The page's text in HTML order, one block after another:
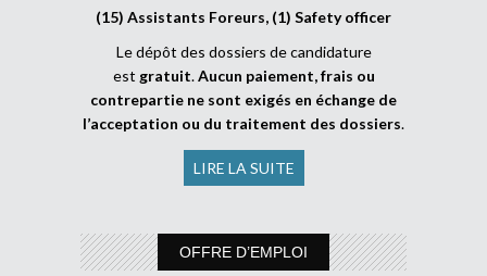
(15) Assistants Foreurs, (1) Safety officer
Le dépôt des dossiers de candidature
est gratuit.Aucun paiement, frais ou
contrepartie ne sont exigés en échange de
l’acceptation ou du traitement des dossiers.
LIRE LA SUITE
OFFRE D’EMPLOI